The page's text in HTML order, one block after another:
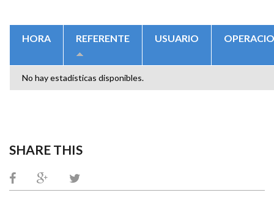
HORA REFERENTE USUARIO
No hay estadísticas disponibles.
SHARE THIS